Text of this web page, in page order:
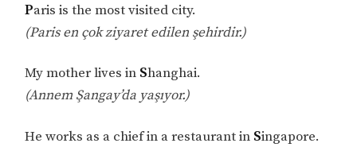
Paris is the most visited city.
(Paris en çok ziyaret edilen şehirdir.)
My mother lives in Shanghai.
(Annem Şangay’da yaşıyor.)
He works as a chief in a restaurant in Singapore.